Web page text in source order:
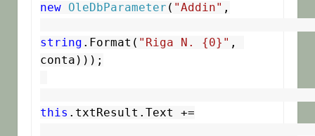
new OleDbParameter ( "Addin" ,
string .Format( "Riga N. {0}" ,
conta)));
this .txtResult.Text +=